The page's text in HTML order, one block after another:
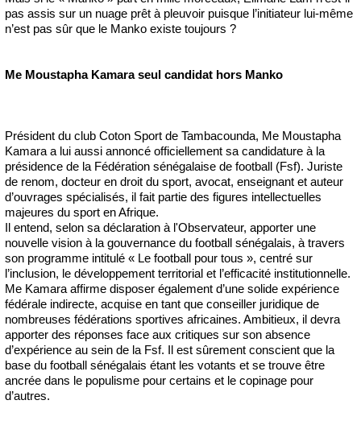
pas assis sur un nuage prêt à pleuvoir puisque l’initiateur lui-même
n’est pas sûr que le Manko existe toujours ?
Me Moustapha Kamara seul candidat hors Manko
Président du club Coton Sport de Tambacounda, Me Moustapha
Kamara a lui aussi annoncé officiellement sa candidature à la
présidence de la Fédération sénégalaise de football (Fsf). Juriste
de renom, docteur en droit du sport, avocat, enseignant et auteur
d’ouvrages spécialisés, il fait partie des figures intellectuelles
majeures du sport en Afrique.
Il entend, selon sa déclaration à l'Observateur, apporter une
nouvelle vision à la gouvernance du football sénégalais, à travers
son programme intitulé « Le football pour tous », centré sur
l’inclusion, le développement territorial et l’efficacité institutionnelle.
Me Kamara affirme disposer également d’une solide expérience
fédérale indirecte, acquise en tant que conseiller juridique de
nombreuses fédérations sportives africaines. Ambitieux, il devra
apporter des réponses face aux critiques sur son absence
d’expérience au sein de la Fsf. Il est sûrement conscient que la
base du football sénégalais étant les votants et se trouve être
ancrée dans le populisme pour certains et le copinage pour
d’autres.